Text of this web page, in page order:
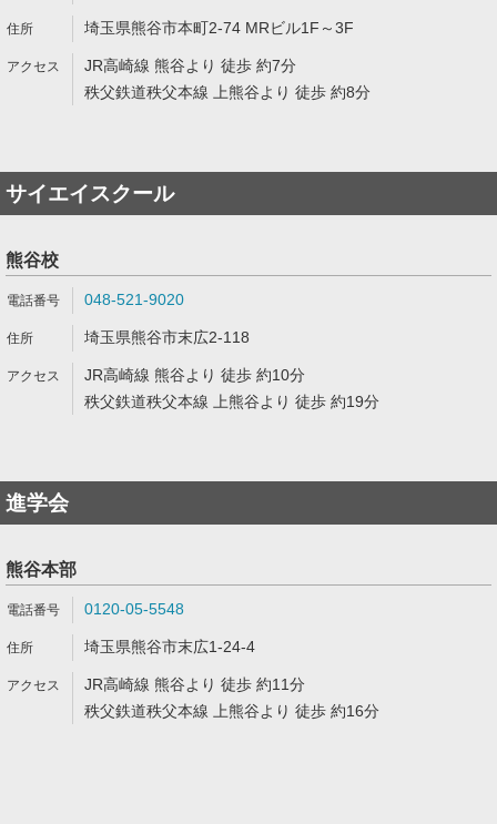
埼玉県熊谷市本町2-74 MRビル1F～3F
JR高崎線 熊谷より 徒歩 約7分
秩父鉄道秩父本線 上熊谷より 徒歩 約8分
サイエイスクール
熊谷校
048-521-9020
埼玉県熊谷市末広2-118
JR高崎線 熊谷より 徒歩 約10分
秩父鉄道秩父本線 上熊谷より 徒歩 約19分
進学会
熊谷本部
0120-05-5548
埼玉県熊谷市末広1-24-4
JR高崎線 熊谷より 徒歩 約11分
秩父鉄道秩父本線 上熊谷より 徒歩 約16分